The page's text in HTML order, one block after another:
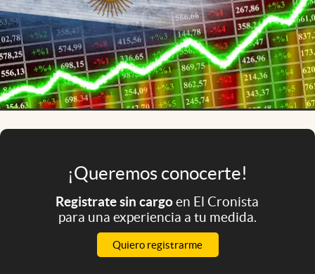
Eventos Corporativos
El Cronista Studio
Mediakit
abre en nueva pestaña
Argentina
¡Queremos conocerte!
Registrate sin cargoen El Cronista
para una experiencia a tu medida.
Quiero registrarme